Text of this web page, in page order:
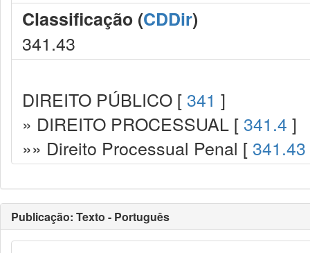
Classificação (CDDir)
341.43
DIREITO PÚBLICO [ 341 ]
» DIREITO PROCESSUAL [ 341.4 ]
»» Direito Processual Penal [ 341.43
Publicação: Texto - Português